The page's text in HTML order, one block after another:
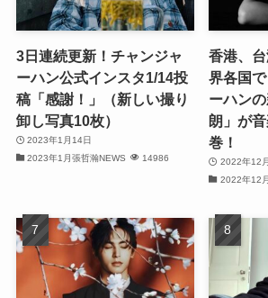
(31)
(32)
(32)
(29)
(31)
3日連続更新！チャンジャ
ーハン公式インスタ1/14投
稿「感謝！」（新しい撮り
卸し写真10枚）
2023年1月14日
2023年1月張哲瀚NEWS
14986
香港、
界各国
ーハン
朗」が
巻！
2022年12
2022年12